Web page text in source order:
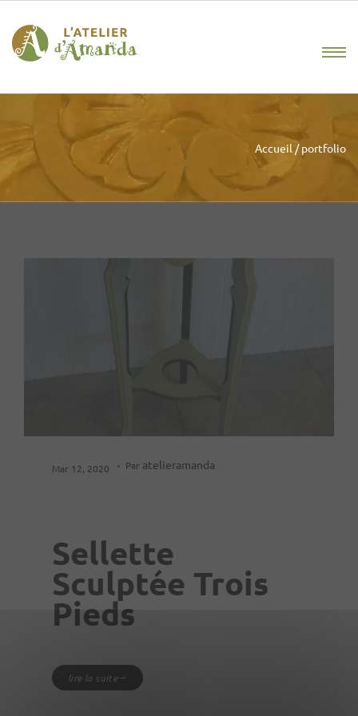
Accueil / portfolio
Mar 12, 2020 Par atelieramanda
Sellette
Sculptée Trois
Pieds
lire la suite